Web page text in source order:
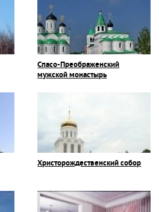
Спасо-Преображенский
мужской монастырь
Христорождественский собор